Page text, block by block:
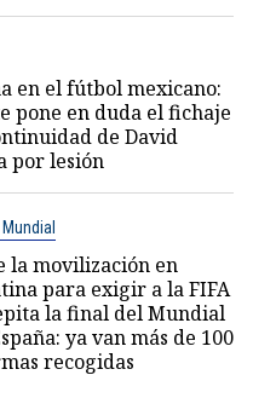
en el fútbol mexicano:
pone en duda el fichaje
de David
por lesión
la movilización en
para exigir a la FIFA
la final del Mundial
ya van más de 100
recogidas